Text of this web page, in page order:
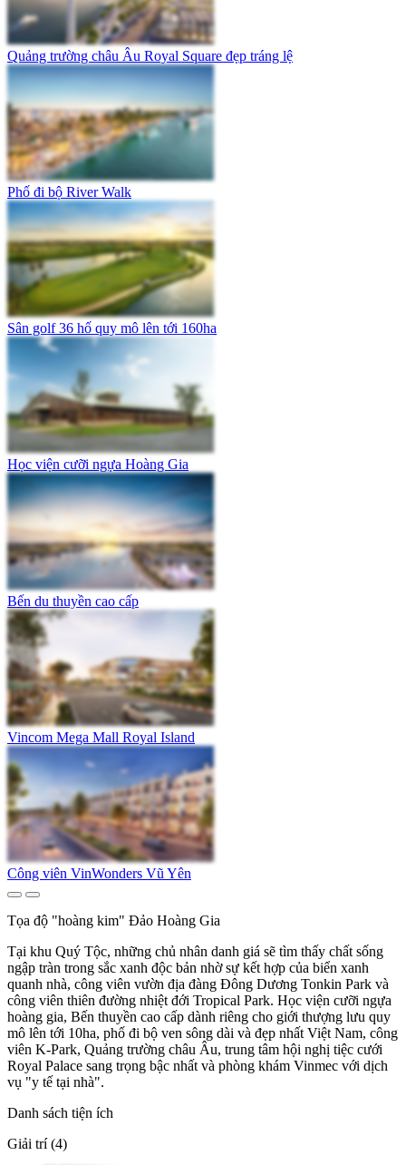
Quảng trường châu Âu Royal Square đẹp tráng lệ
Phố đi bộ River Walk
Sân golf 36 hố quy mô lên tới 160ha
Học viện cưỡi ngựa Hoàng Gia
Bến du thuyền cao cấp
Vincom Mega Mall Royal Island
Công viên VinWonders Vũ Yên
Tọa độ "hoàng kim" Đảo Hoàng Gia
Tại khu Quý Tộc, những chủ nhân danh giá sẽ tìm thấy chất sống
ngập tràn trong sắc xanh độc bản nhờ sự kết hợp của biển xanh
quanh nhà, công viên vườn địa đàng Đông Dương Tonkin Park và
công viên thiên đường nhiệt đới Tropical Park. Học viện cưỡi ngựa
hoàng gia, Bến thuyền cao cấp dành riêng cho giới thượng lưu quy
mô lên tới 10ha, phố đi bộ ven sông dài và đẹp nhất Việt Nam, công
viên K-Park, Quảng trường châu Âu, trung tâm hội nghị tiệc cưới
Royal Palace sang trọng bậc nhất và phòng khám Vinmec với dịch
vụ "y tế tại nhà".
Danh sách tiện ích
Giải trí (4)